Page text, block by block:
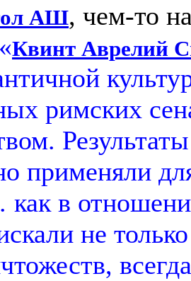
АШ, чем-то
«Квинт Аврелий
римских
применяли
в
не